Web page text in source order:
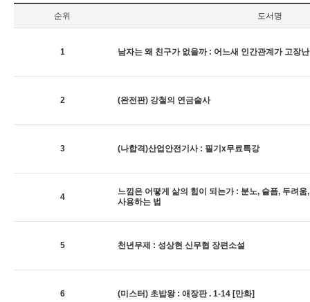
순위 도서명
1 남자는 왜 친구가 없을까 : 어느새 인간관계가 고장
2 (완전판) 강철의 연금술사
3 (나합격)산업안전기사 : 필기x무료특강
4
느낌은 어떻게 삶의 힘이 되는가 : 분노, 슬픔, 두려
사용하는 법
5 천년무제 : 성상현 신무협 장편소설
6 (미스터) 초밥왕 : 애장판 . 1-14 [만화]